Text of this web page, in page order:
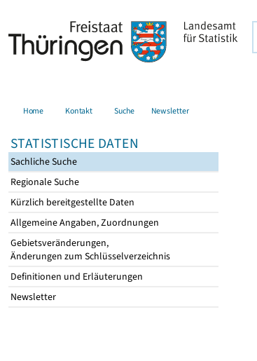
Home Kontakt Suche Newsletter
STATISTISCHE DATEN
Sachliche Suche
Regionale Suche
Kürzlich bereitgestellte Daten
Allgemeine Angaben, Zuordnungen
Gebietsveränderungen,
Änderungen zum Schlüsselverzeichnis
Definitionen und Erläuterungen
Newsletter